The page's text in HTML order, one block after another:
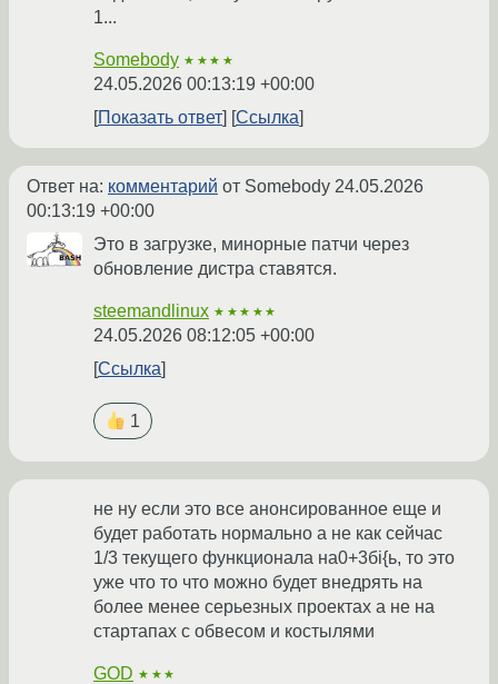
1...
Somebody ★★★★
24.05.2026 00:13:19 +00:00
Показать ответ
Ссылка
Ответ на: комментарий от Somebody 24.05.2026
00:13:19 +00:00
Это в загрузке, минорные патчи через
обновление дистра ставятся.
steemandlinux ★★★★★
24.05.2026 08:12:05 +00:00
Ссылка
1
не ну если это все анонсированное еще и
будет работать нормально а не как сейчас
1/3 текущего функционала на0+3бi{ь, то это
уже что то что можно будет внедрять на
более менее серьезных проектах а не на
стартапах с обвесом и костылями
GOD ★★★